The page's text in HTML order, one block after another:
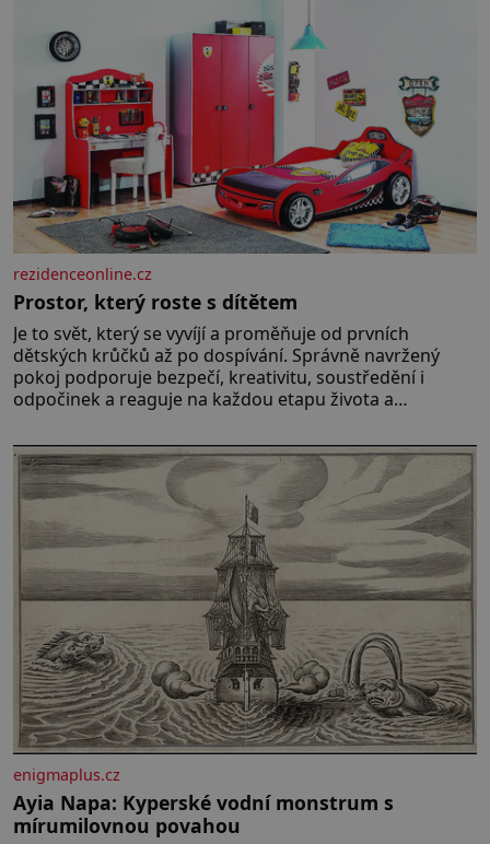
rezidenceonline.cz
Prostor, který roste s dítětem
Je to svět, který se vyvíjí a proměňuje od prvních
dětských krůčků až po dospívání. Správně navržený
pokoj podporuje bezpečí, kreativitu, soustředění i
odpočinek a reaguje na každou etapu života a
jednoduchost, měkkost a bezpečí, proto by pokoj
miminka měl působit především klidně a útulně.
Předškolní věk je
enigmaplus.cz
Ayia Napa: Kyperské vodní monstrum s
mírumilovnou povahou